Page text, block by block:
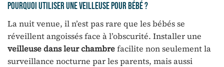
Pourquoi utiliser une veilleuse pour bébé ?
La nuit venue, il n’est pas rare que les bébés se
réveillent angoissés face à l’obscurité. Installer une
veilleuse dans leur chambrefacilite non seulement la
surveillance nocturne par les parents, mais aussi